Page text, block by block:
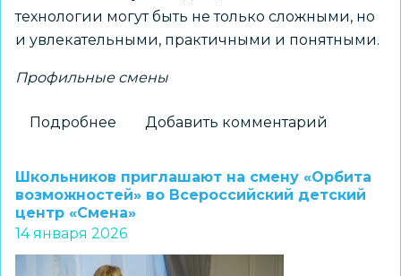
технологии могут быть не только сложными, но
и увлекательными, практичными и понятными.
Профильные смены
Подробнее
универсальных
педагогических
компетенций
НГПУ
Добавить комментарий
Школьников приглашают на смену «Орбита
возможностей» во Всероссийский детский
центр «Смена»
14 января 2026